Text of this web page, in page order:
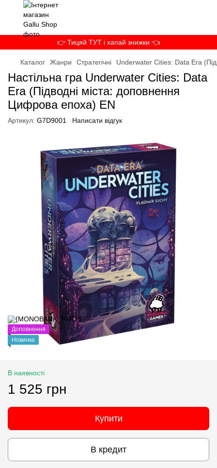
👉 Тицяй ТУТ і хапай знижки 👈
Каталог Жанри Стратегічні Underwater Cities: Data Era
Настільна гра Underwater Cities: Data
Era (Підводні міста: доповнення
Цифрова епоха) EN
Артикул: G7D9001 Написати відгук
Доповнення
Новинка
В наявності
1 525 грн
Купити
В кредит